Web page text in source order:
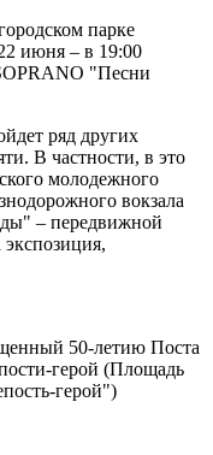
парке
июня – в 19:00
"Песни
ряд других
В частности, в это
молодежного
вокзала
– передвижной
50-летию Поста
герой (Площадь
герой")